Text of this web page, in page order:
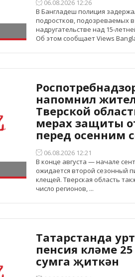
06.08.2026 12:26
В Бангладеш полиция
подростков, подозреваемых в
надругательстве над 15-
Об этом сообщает Views
напомнил
Тверской
мерах защиты
перед осенним
06.08.2026 12:21
В конце августа — начале
ожидается второй сезонный
клещей. Тверская область
число регионов, ...
Татарстанда
пенсия күләме
сумга җиткән